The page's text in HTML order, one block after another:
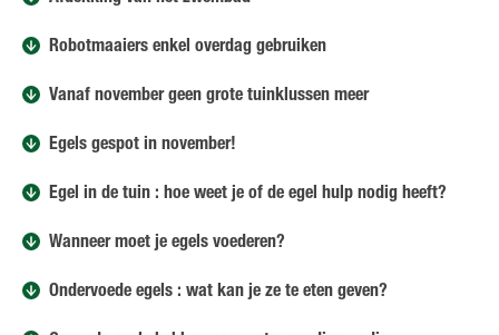
Robotmaaiers enkel overdag gebruiken
Vanaf november geen grote tuinklussen meer
Egels gespot in november!
Egel in de tuin : hoe weet je of de egel hulp nodig heeft?
Wanneer moet je egels voederen?
Ondervoede egels : wat kan je ze te eten geven?